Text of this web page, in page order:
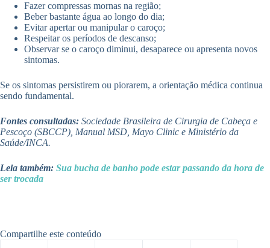
Fazer compressas mornas na região;
Beber bastante água ao longo do dia;
Evitar apertar ou manipular o caroço;
Respeitar os períodos de descanso;
Observar se o caroço diminui, desaparece ou apresenta novos
sintomas.
Se os sintomas persistirem ou piorarem, a orientação médica continua
sendo fundamental.
Fontes consultadas: Sociedade Brasileira de Cirurgia de Cabeça e
Pescoço (SBCCP), Manual MSD, Mayo Clinic e Ministério da
Saúde/INCA.
Leia também: Sua bucha de banho pode estar passando da hora de
ser trocada
Compartilhe este conteúdo